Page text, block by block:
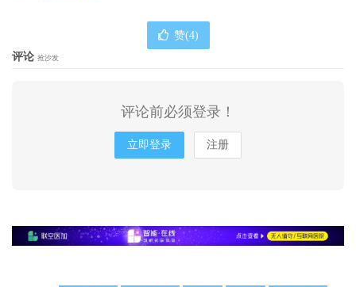
赞(4)
评论 抢沙发
评论前必须登录！
立即登录 注册